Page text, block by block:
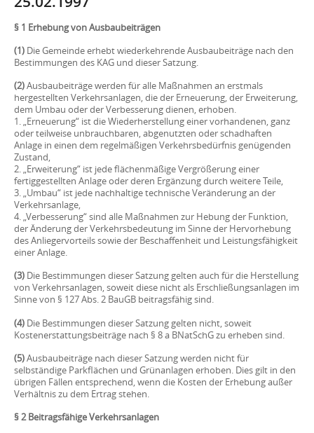
§ 1 Erhebung von Ausbaubeiträgen
(1) Die Gemeinde erhebt wiederkehrende Ausbaubeiträge nach den
Bestimmungen des KAG und dieser Satzung.
(2)Ausbaubeiträge werden für alle Maßnahmen an erstmals
hergestellten Verkehrsanlagen, die der Erneuerung, der Erweiterung,
dem Umbau oder der Verbesserung dienen, erhoben.
1. „Erneuerung“ ist die Wiederherstellung einer vorhandenen, ganz
oder teilweise unbrauchbaren, abgenutzten oder schadhaften
Anlage in einen dem regelmäßigen Verkehrsbedürfnis genügenden
Zustand,
2. „Erweiterung“ ist jede flächenmäßige Vergrößerung einer
fertiggestellten Anlage oder deren Ergänzung durch weitere Teile,
3. „Umbau“ ist jede nachhaltige technische Veränderung an der
Verkehrsanlage,
4. „Verbesserung“ sind alle Maßnahmen zur Hebung der Funktion,
der Änderung der Verkehrsbedeutung im Sinne der Hervorhebung
des Anliegervorteils sowie der Beschaffenheit und Leistungsfähigkeit
einer Anlage.
(3) Die Bestimmungen dieser Satzung gelten auch für die Herstellung
von Verkehrsanlagen, soweit diese nicht als Erschließungsanlagen im
Sinne von § 127 Abs. 2 BauGB beitragsfähig sind.
(4) Die Bestimmungen dieser Satzung gelten nicht, soweit
Kostenerstattungsbeiträge nach § 8 a BNatSchG zu erheben sind.
(5)Ausbaubeiträge nach dieser Satzung werden nicht für
selbständige Parkflächen und Grünanlagen erhoben. Dies gilt in den
übrigen Fällen entsprechend, wenn die Kosten der Erhebung außer
Verhältnis zu dem Ertrag stehen.
§ 2 Beitragsfähige Verkehrsanlagen